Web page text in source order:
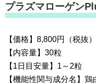
プラズマローゲン
【価格】8,800円（税抜）
【内容量】30粒
【1日目安量】1～2粒
【機能性関与成分名】